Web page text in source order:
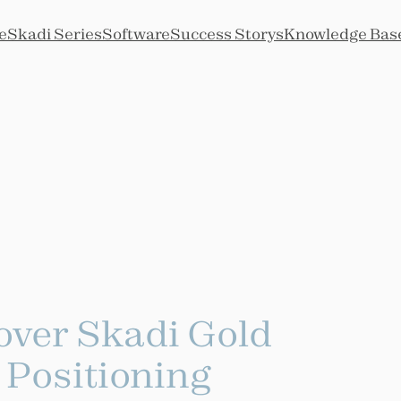
Skadi SeriesSoftwareSuccess StorysKnowledge
Skadi Gold
Positioning